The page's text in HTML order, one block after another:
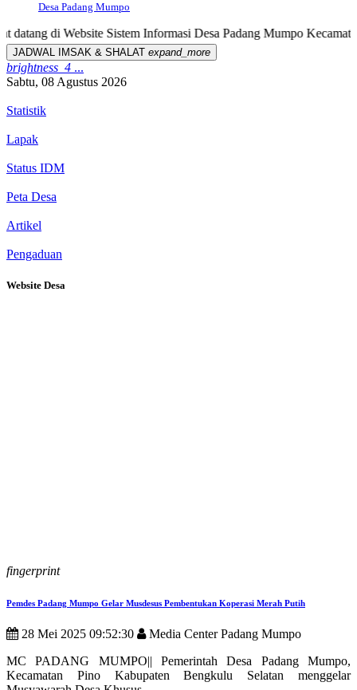
Desa Padang Mumpo
Website Sistem Informasi Desa Padang Mumpo Kecamatan Pino
JADWAL IMSAK & SHALAT expand_more
brightness_4 ...
Sabtu, 08 Agustus 2026
Statistik
Lapak
Status IDM
Peta Desa
Artikel
Pengaduan
Website Desa
fingerprint
Pemdes Padang Mumpo Gelar Musdesus Pembentukan Koperasi Merah Putih
28 Mei 2025 09:52:30
Media Center Padang Mumpo
MC PADANG MUMPO|| Pemerintah Desa Padang Mumpo,
Kecamatan Pino Kabupaten Bengkulu Selatan menggelar